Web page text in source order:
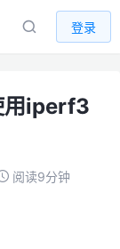
登录
用iperf3
阅读9分钟